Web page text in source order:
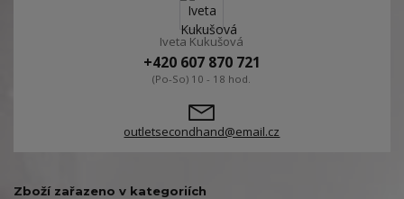
Iveta Kukušová
+420 607 870 721
(Po-So) 10 - 18 hod.
outletsecondhand@email.cz
Zboží zařazeno v kategoriích